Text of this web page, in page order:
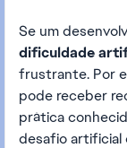
Se um
dificuldade
frustrante. Por
pode receber
prática
desafio artificial